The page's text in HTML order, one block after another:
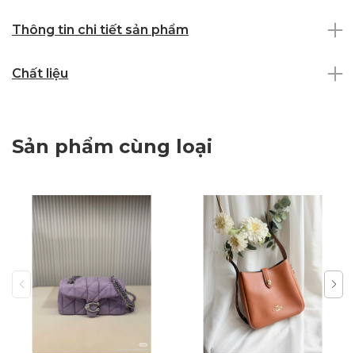
Thông tin chi tiết sản phẩm
Chất liệu
Sản phẩm cùng loại